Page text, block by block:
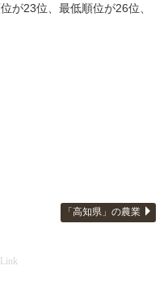
が23位、最低順位が26位、
「高知県」の農業